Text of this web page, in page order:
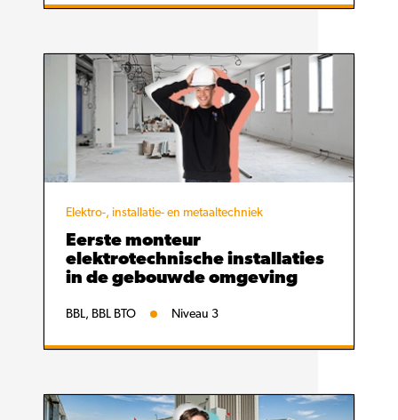
Elektro-, installatie- en metaaltechniek
Eerste monteur
elektrotechnische installaties
in de gebouwde omgeving
BBL, BBL BTO Niveau 3